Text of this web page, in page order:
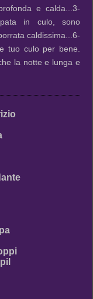
e calda...3-
in culo, sono
caldissima...6-
tuo culo per bene.
la notte e lunga e